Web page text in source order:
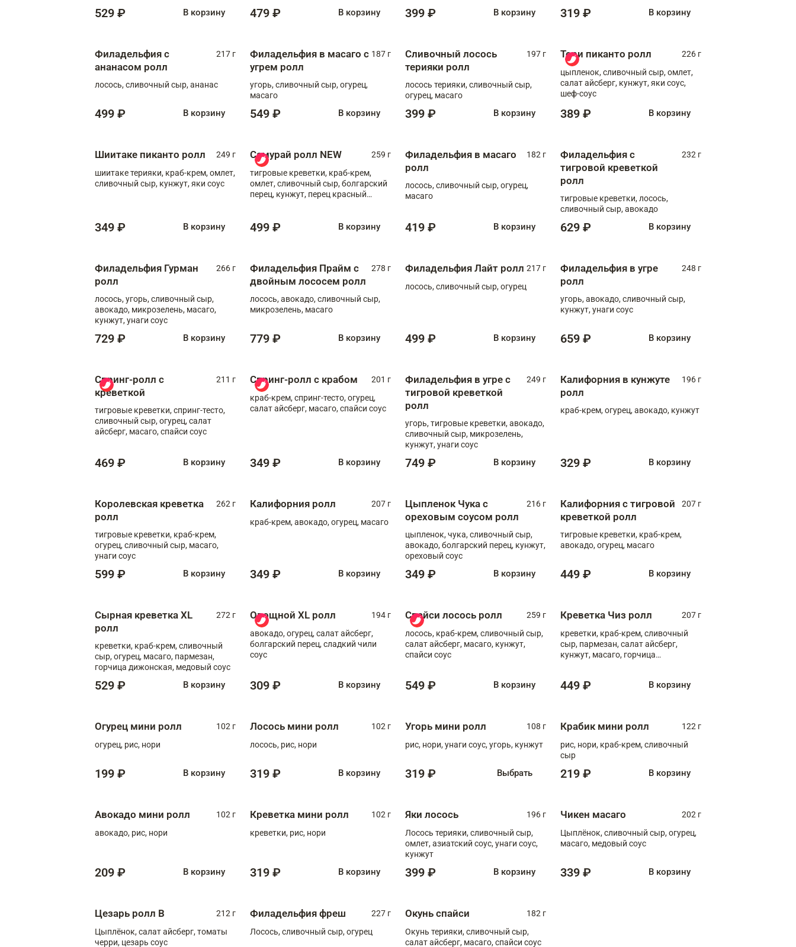
529 ₽ В корзину 479 ₽ В корзину 399 ₽ В корзину 319 ₽ В корзину
Филадельфия с
ананасом ролл
217 г
лосось, сливочный сыр, ананас
499 ₽ В корзину
Филадельфия в масаго с
угрем ролл
187 г
угорь, сливочный сыр, огурец,
масаго
549 ₽ В корзину
Сливочный лосось
терияки ролл
197 г
лосось терияки, сливочный сыр,
огурец, масаго
399 ₽ В корзину
Тори пиканто ролл
226 г
цыпленок, сливочный сыр, омлет,
салат айсберг, кунжут, яки соус,
шеф-соус
389 ₽ В корзину
Шиитаке пиканто ролл
249 г
шиитаке терияки, краб-крем, омлет,
сливочный сыр, кунжут, яки соус
349 ₽ В корзину
Самурай ролл NEW
259 г
тигровые креветки, краб-крем,
омлет, сливочный сыр, болгарский
перец, кунжут, перец красный
499 ₽ В корзину
Филадельфия в масаго
ролл
182 г
лосось, сливочный сыр, огурец,
масаго
419 ₽ В корзину
Филадельфия с
тигровой креветкой
ролл
232 г
тигровые креветки, лосось,
сливочный сыр, авокадо
629 ₽ В корзину
Филадельфия Гурман
ролл
266 г
лосось, угорь, сливочный сыр,
авокадо, микрозелень, масаго,
кунжут, унаги соус
729 ₽ В корзину
Филадельфия Прайм с
двойным лососем ролл
278 г
лосось, авокадо, сливочный сыр,
микрозелень, масаго
779 ₽ В корзину
Филадельфия Лайт ролл 217 г
лосось, сливочный сыр, огурец
499 ₽ В корзину
Филадельфия в угре
ролл
248 г
угорь, авокадо, сливочный сыр,
кунжут, унаги соус
659 ₽ В корзину
Спринг-ролл с
креветкой
211 г
тигровые креветки, спринг-тесто,
сливочный сыр, огурец, салат
айсберг, масаго, спайси соус
469 ₽ В корзину
Спринг-ролл с крабом
201 г
краб-крем, спринг-тесто, огурец,
салат айсберг, масаго, спайси соус
349 ₽ В корзину
Филадельфия в угре с
тигровой креветкой
ролл
249 г
угорь, тигровые креветки, авокадо,
сливочный сыр, микрозелень,
кунжут, унаги соус
749 ₽ В корзину
Калифорния в кунжуте
ролл
196 г
краб-крем, огурец, авокадо, кунжут
329 ₽ В корзину
Королевская креветка
ролл
262 г
тигровые креветки, краб-крем,
огурец, сливочный сыр, масаго,
унаги соус
599 ₽ В корзину
Калифорния ролл
207 г
краб-крем, авокадо, огурец, масаго
349 ₽ В корзину
Цыпленок Чука с
ореховым соусом ролл
216 г
цыпленок, чука, сливочный сыр,
авокадо, болгарский перец, кунжут,
ореховый соус
349 ₽ В корзину
Калифорния с тигровой
креветкой ролл
207 г
тигровые креветки, краб-крем,
авокадо, огурец, масаго
449 ₽ В корзину
Сырная креветка XL
ролл
272 г
креветки, краб-крем, сливочный
сыр, огурец, масаго, пармезан,
горчица дижонская, медовый соус
529 ₽ В корзину
Овощной XL ролл
194 г
авокадо, огурец, салат айсберг,
болгарский перец, сладкий чили
соус
309 ₽ В корзину
Спайси лосось ролл
259 г
лосось, краб-крем, сливочный сыр,
салат айсберг, масаго, кунжут,
спайси соус
549 ₽ В корзину
Креветка Чиз ролл
207 г
креветки, краб-крем, сливочный
сыр, пармезан, салат айсберг,
кунжут, масаго, горчица
449 ₽ В корзину
Огурец мини ролл
102 г
огурец, рис, нори
199 ₽ В корзину
Лосось мини ролл
102 г
лосось, рис, нори
319 ₽ В корзину
Угорь мини ролл
108 г
рис, нори, унаги соус, угорь, кунжут
319 ₽ Выбрать
Крабик мини ролл
122 г
рис, нори, краб-крем, сливочный
сыр
219 ₽ В корзину
Авокадо мини ролл
102 г
авокадо, рис, нори
209 ₽ В корзину
Креветка мини ролл
102 г
креветки, рис, нори
319 ₽ В корзину
Яки лосось
196 г
Лосось терияки, сливочный сыр,
омлет, азиатский соус, унаги соус,
кунжут
399 ₽ В корзину
Чикен масаго
202 г
Цыплёнок, сливочный сыр, огурец,
масаго, медовый соус
339 ₽ В корзину
Цезарь ролл В
212 г
Цыплёнок, салат айсберг, томаты
черри, цезарь соус
Филадельфия фреш
227 г
Лосось, сливочный сыр, огурец
Окунь спайси
182 г
Окунь терияки, сливочный сыр,
салат айсберг, масаго, спайси соус